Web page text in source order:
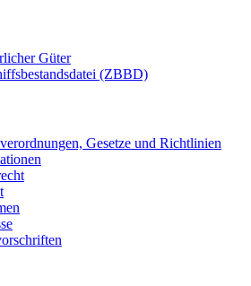
Gü­ter
(ZBBD)
Ge­set­ze und Richt­li­ni­en